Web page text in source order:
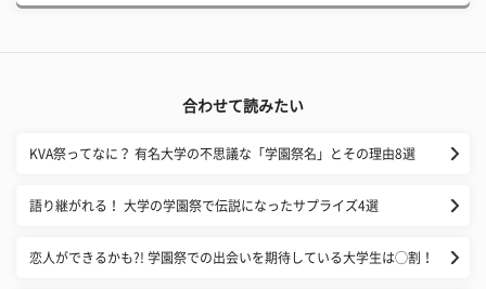
合わせて読みたい
KVA祭ってなに？ 有名大学の不思議な「学園祭名」とその理由8選
語り継がれる！ 大学の学園祭で伝説になったサプライズ4選
恋人ができるかも?! 学園祭での出会いを期待している大学生は◯割！